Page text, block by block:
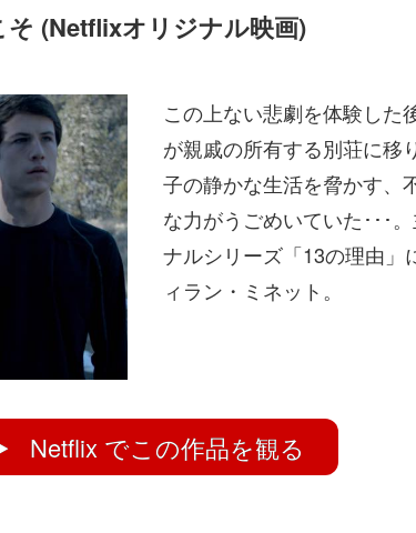
(Netflixオリジナル映画)
この上ない悲劇を体験した
が親戚の所有する別荘に移
子の静かな生活を脅かす、
な力がうごめいていた･･･
ナルシリーズ「13の理由」
ィラン・ミネット。
Netflix でこの作品を観る